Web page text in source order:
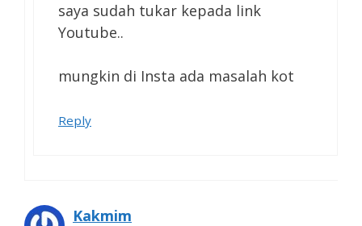
saya sudah tukar kepada link
Youtube..
mungkin di Insta ada masalah kot
Reply
Kakmim